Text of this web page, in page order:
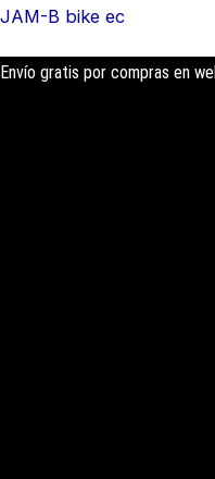
Ir
contenido
JAM-B bike ec
Envío gratis por compras en
Búsqueda
productos
Búsqueda
productos